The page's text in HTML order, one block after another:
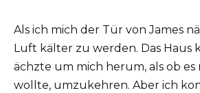
Als ich mich der Tür von James
Luft kälter zu werden. Das Haus
ächzte um mich herum, als ob es
wollte, umzukehren. Aber ich